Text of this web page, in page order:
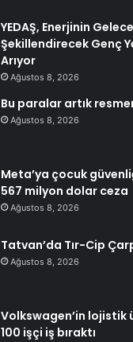
YEDAŞ, Enerjinin
Şekillendirecek Genç
Arıyor
Ağustos 8, 2026
Bu paralar artık
Ağustos 8, 2026
Meta’ya çocuk
567 milyon dolar ceza
Ağustos 8, 2026
Tatvan’da Tır-Cip
Ağustos 8, 2026
Volkswagen’in lojistik
100 işçi iş bıraktı